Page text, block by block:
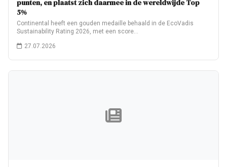
punten, en plaatst zich daarmee in de wereldwijde Top
5%
Continental heeft een gouden medaille behaald in de EcoVadis
Sustainability Rating 2026, met een score…
27.07.2026